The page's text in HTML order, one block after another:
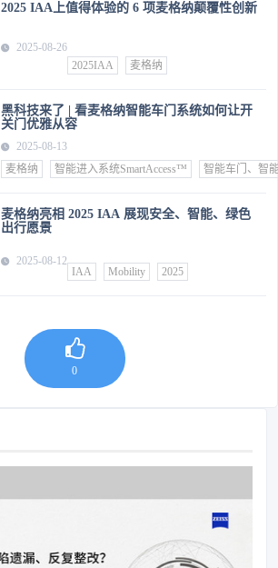
2025 IAA上值得体验的 6 项麦格纳颠覆性创新
2025-08-26
2025IAA
麦格纳
黑科技来了 | 看麦格纳智能车门系统如何让开
关门优雅从容
2025-08-13
麦格纳
智能进入系统SmartAccess™ 智能车门、智
麦格纳亮相 2025 IAA 展现安全、智能、绿色
出行愿景
2025-08-12
IAA
Mobility 2025
0